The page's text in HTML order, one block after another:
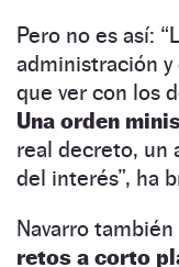
Pero no es así:
administración y
que ver con los
Una orden
real decreto, un
del interés”, ha
Navarro
retos a corto